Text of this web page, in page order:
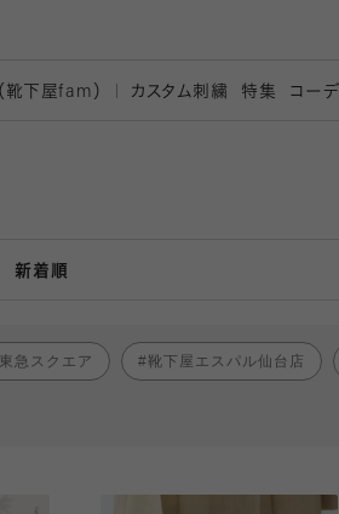
靴下屋fam） カスタム刺繍 特集 コーデ
新着順
人気ランキング順
急スクエア 靴下屋エスパル仙台店